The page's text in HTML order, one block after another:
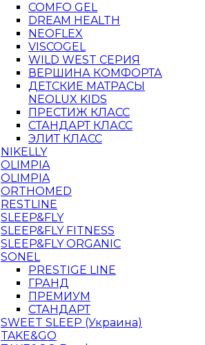
COMFO GEL
DREAM HEALTH
NEOFLEX
VISCOGEL
WILD WEST СЕРИЯ
ВЕРШИНА КОМФОРТА
ДЕТСКИЕ МАТРАСЫ
NEOLUX KIDS
ПРЕСТИЖ КЛАСС
СТАНДАРТ КЛАСС
ЭЛИТ КЛАСС
NIKELLY
OLIMPIA
OLIMPIA
ORTHOMED
RESTLINE
SLEEP&FLY
SLEEP&FLY FITNESS
SLEEP&FLY ORGANIC
SONEL
PRESTIGE LINE
ГРАНД
ПРЕМИУМ
СТАНДАРТ
SWEET SLEEP (Украина)
TAKE&GO